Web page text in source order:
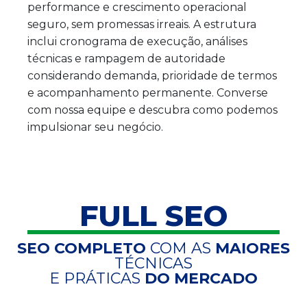
performance e crescimento operacional
seguro, sem promessas irreais. A estrutura
inclui cronograma de execução, análises
técnicas e rampagem de autoridade
considerando demanda, prioridade de termos
e acompanhamento permanente. Converse
com nossa equipe e descubra como podemos
impulsionar seu negócio.
FULL SEO
SEO COMPLETO COM AS MAIORES
TÉCNICAS
E PRÁTICAS DO MERCADO